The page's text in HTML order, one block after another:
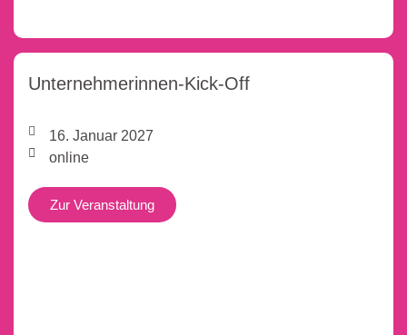
Unternehmerinnen-Kick-Off
16. Januar 2027
online
Zur Veranstaltung